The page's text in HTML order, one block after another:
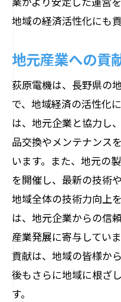
地域の経済活性化にも
地元産業への貢
荻原電機は、長野県の
で、地域経済の活性化
は、地元企業と協力し
品交換やメンテナンス
います。また、地元の
を開催し、最新の技術
地域全体の技術力向上
は、地元企業からの信
産業発展に寄与してい
貢献は、地域の皆様か
後もさらに地域に根ざ
す。